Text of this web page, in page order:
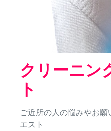
クリーニン
ト
ご近所の人の悩みやお
エスト